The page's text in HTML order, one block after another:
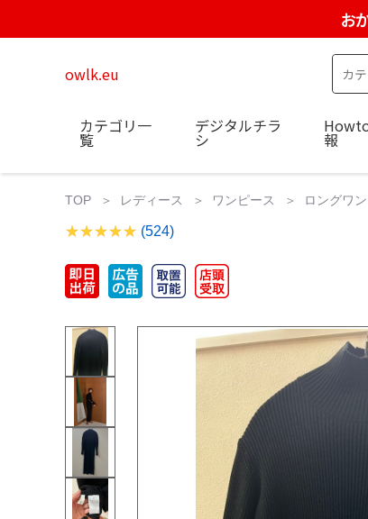
お
owlk.eu
カテゴリ一
覧
デジタルチラ
シ 報
TOP レディース ワンピース ロングワ
(524)